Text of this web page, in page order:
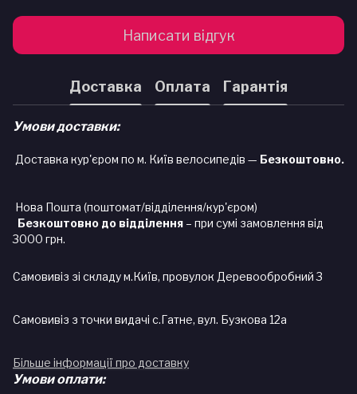
Написати відгук
Доставка Оплата Гарантія
Умови доставки:
Доставка кур'єром по м. Київ велосипедів — Безкоштовно.
Нова Пошта (поштомат/відділення/кур'єром)
Безкоштовно до відділення – при сумі замовлення від
3000 грн.
Самовивіз зі складу м.Київ, провулок Деревообробний 3
Самовивіз з точки видачі с.Гатне, вул. Бузкова 12а
Більше інформації про доставку
Умови оплати: